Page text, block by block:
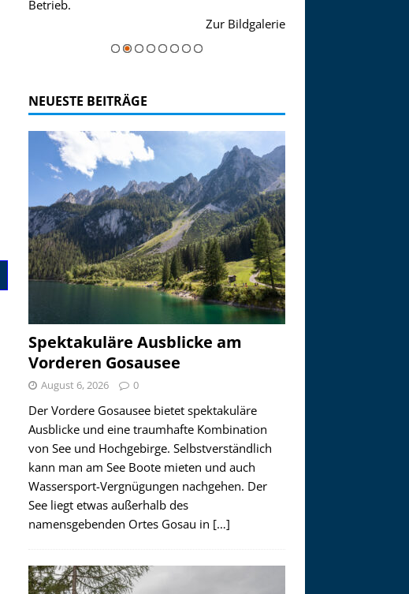
majestätisch...
NEUESTE BEITRÄGE
Spektakuläre Ausblicke am
Vorderen Gosausee
August 6, 2026 0
Der Vordere Gosausee bietet spektakuläre
Ausblicke und eine traumhafte Kombination
von See und Hochgebirge. Selbstverständlich
kann man am See Boote mieten und auch
Wassersport-Vergnügungen nachgehen. Der
See liegt etwas außerhalb des
namensgebenden Ortes Gosau in […]